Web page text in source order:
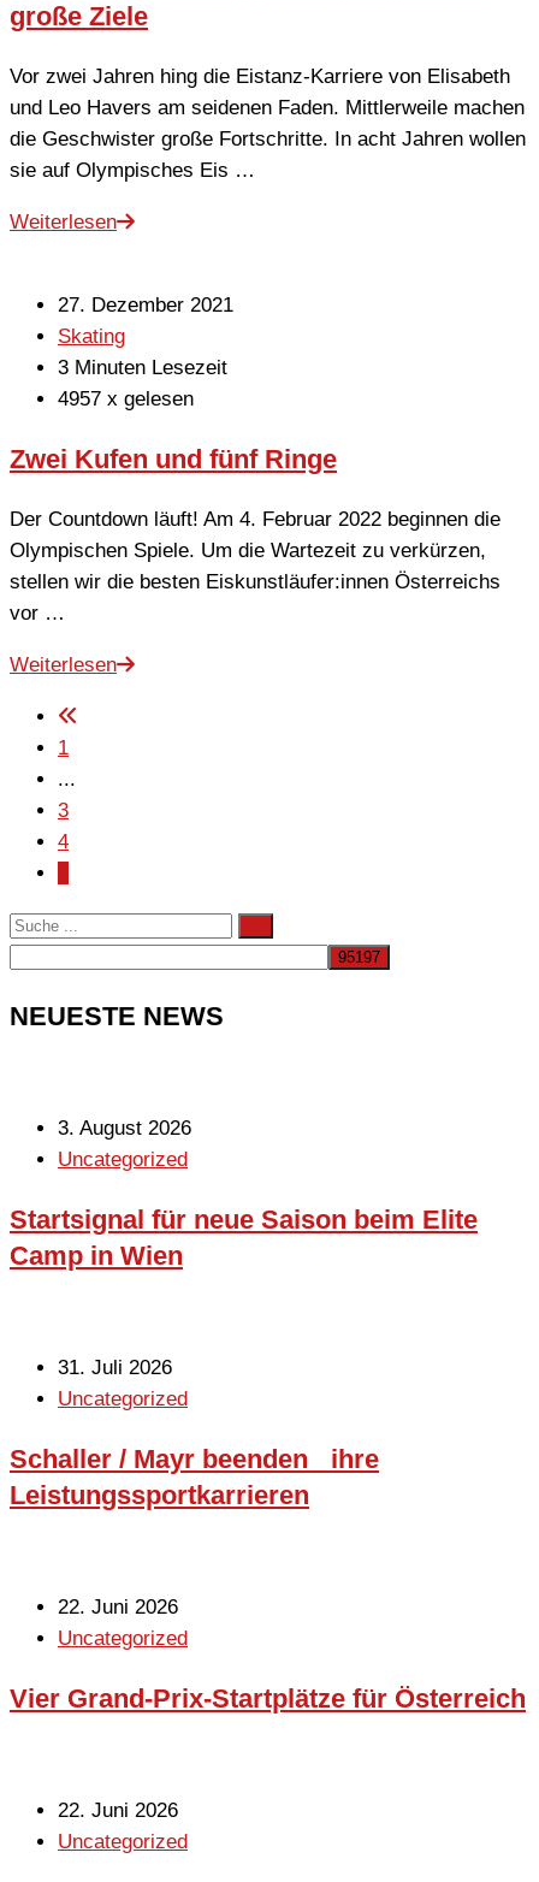
große Ziele
Vor zwei Jahren hing die Eistanz-Karriere von Elisabeth
und Leo Havers am seidenen Faden. Mittlerweile machen
die Geschwister große Fortschritte. In acht Jahren wollen
sie auf Olympisches Eis …
Weiterlesen
27. Dezember 2021
Skating
3 Minuten Lesezeit
4957 x gelesen
Zwei Kufen und fünf Ringe
Der Countdown läuft! Am 4. Februar 2022 beginnen die
Olympischen Spiele. Um die Wartezeit zu verkürzen,
stellen wir die besten Eiskunstläufer:innen Österreichs
vor …
Weiterlesen
1
...
3
4
NEUESTE NEWS
3. August 2026
Uncategorized
Startsignal für neue Saison beim Elite
Camp in Wien
31. Juli 2026
Uncategorized
Schaller / Mayr beenden ihre
Leistungssportkarrieren
22. Juni 2026
Uncategorized
Vier Grand-Prix-Startplätze für Österreich
22. Juni 2026
Uncategorized